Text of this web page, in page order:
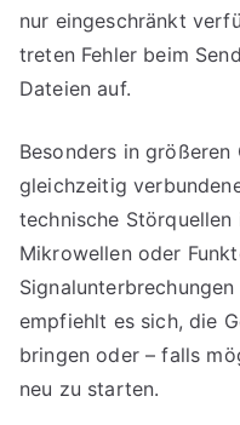
nur eingeschränkt
treten Fehler beim
Dateien auf.
Besonders in größeren
gleichzeitig
technische
Mikrowellen oder
empfiehlt es sich, die
bringen oder – falls
neu zu starten.